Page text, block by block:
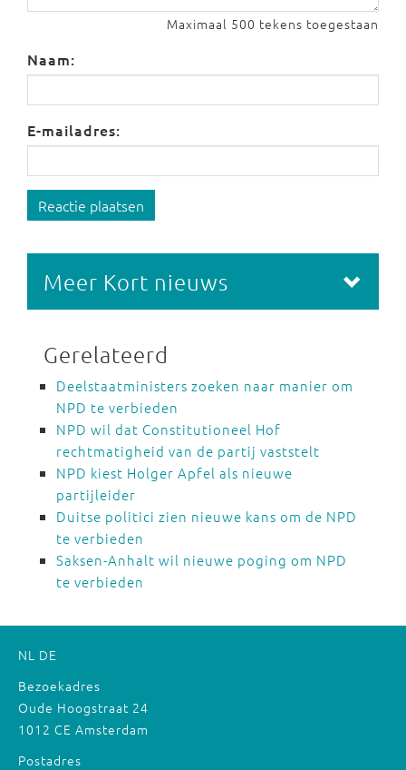
Maximaal 500 tekens toegestaan
Naam:
E-mailadres:
Reactie plaatsen
Meer Kort nieuws
Gerelateerd
Deelstaatministers zoeken naar manier om
NPD te verbieden
NPD wil dat Constitutioneel Hof
rechtmatigheid van de partij vaststelt
NPD kiest Holger Apfel als nieuwe
partijleider
Duitse politici zien nieuwe kans om de NPD
te verbieden
Saksen-Anhalt wil nieuwe poging om NPD
te verbieden
NL DE
Bezoekadres
Oude Hoogstraat 24
1012 CE Amsterdam
Postadres